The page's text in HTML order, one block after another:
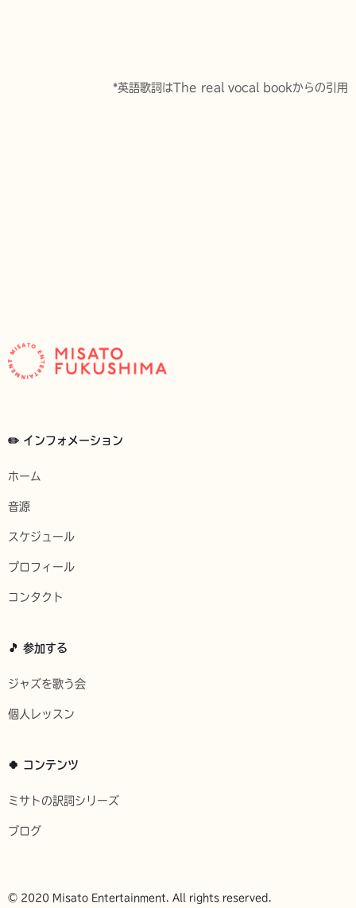
*英語歌詞はThe real vocal bookからの引用
✏️ インフォメーション
ホーム
音源
スケジュール
プロフィール
コンタクト
🎵 参加する
ジャズを歌う会
個人レッスン
🍀 コンテンツ
ミサトの訳詞シリーズ
ブログ
© 2020 Misato Entertainment. All rights reserved.